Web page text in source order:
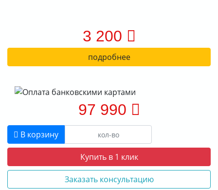
3 200
подробнее
97 990
В корзину
Купить в 1 клик
Заказать консультацию